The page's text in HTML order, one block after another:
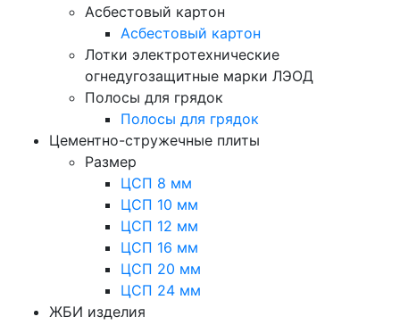
Асбестовый картон
Асбестовый картон
Лотки электротехнические
огнедугозащитные марки ЛЭОД
Полосы для грядок
Полосы для грядок
Цементно-стружечные плиты
Размер
ЦСП 8 мм
ЦСП 10 мм
ЦСП 12 мм
ЦСП 16 мм
ЦСП 20 мм
ЦСП 24 мм
ЖБИ изделия